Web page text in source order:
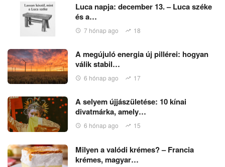
Luca napja: december 13. – Luca széke
és a…
7 hónap ago 18
A megújuló energia új pillérei: hogyan
válik stabil…
6 hónap ago 17
A selyem újjászületése: 10 kínai
divatmárka, amely…
6 hónap ago 15
Milyen a valódi krémes? – Francia
krémes, magyar…